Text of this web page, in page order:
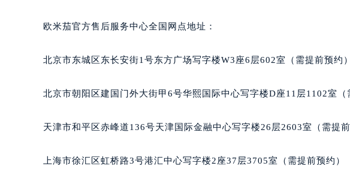
广州市越秀区环市东路371-375号世界贸易中心大厦南
惠州市惠城区江北文昌一路7号华贸大厦写字楼1座30层
福州市鼓楼区五四路128-1号恒力城写字楼15层03室（需
重庆市江北区观音桥步行街2号融恒时代广场写字楼9层
郑州市二七区铭功路10号华润大厦写字楼29层2905室（
欧米茄官方售后服务中心全国网点地址：
北京市东城区东长安街1号东方广场写字楼W3座6层602室（需提前预约）
北京市朝阳区建国门外大街甲6号华熙国际中心写字楼D座11层1102室（
天津市和平区赤峰道136号天津国际金融中心写字楼26层2603室（需提前
上海市徐汇区虹桥路3号港汇中心写字楼2座37层3705室（需提前预约）